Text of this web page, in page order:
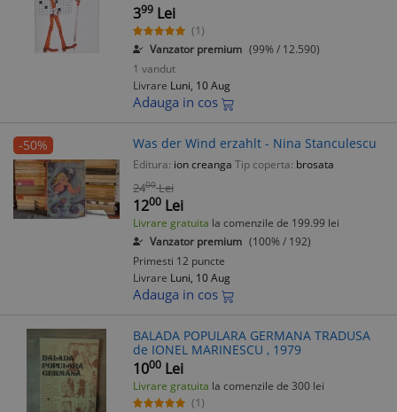
399 Lei
(1)
Vanzator premium (99% / 12.590)
1 vandut
Livrare Luni, 10 Aug
Adauga in cos
-50% Was der Wind erzahlt - Nina Stanculescu
Editura: ion creanga Tip coperta: brosata
2400 Lei
1200 Lei
Livrare gratuita la comenzile de 199.99 lei
Vanzator premium (100% / 192)
Primesti 12 puncte
Livrare Luni, 10 Aug
Adauga in cos
BALADA POPULARA GERMANA TRADUSA
de IONEL MARINESCU , 1979
1000 Lei
Livrare gratuita la comenzile de 300 lei
(1)